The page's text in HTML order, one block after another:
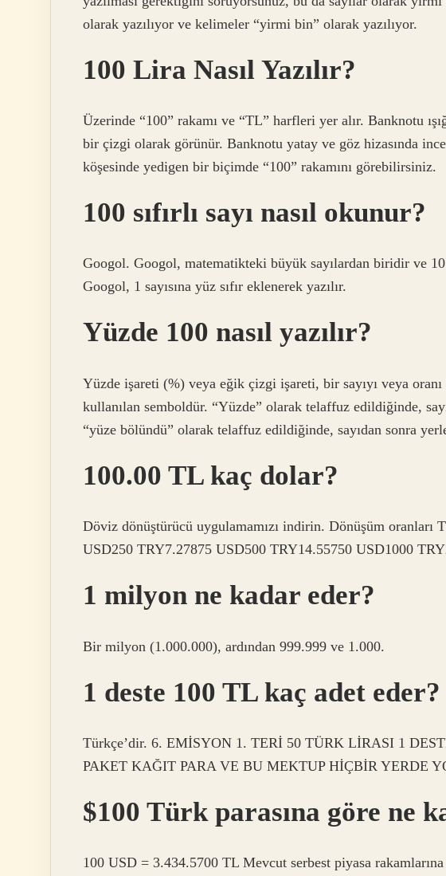
olarak yazılıyor ve kelimeler “yirmi bin” olarak yazılıyor.
100 Lira Nasıl Yazılır?
Üzerinde “100” rakamı ve “TL” harfleri yer alır. Banknotu
bir çizgi olarak görünür. Banknotu yatay ve göz hizasında
köşesinde yedigen bir biçimde “100” rakamını görebilirsiniz.
100 sıfırlı sayı nasıl okunur?
Googol. Googol, matematikteki büyük sayılardan biridir ve
Googol, 1 sayısına yüz sıfır eklenerek yazılır.
Yüzde 100 nasıl yazılır?
Yüzde işareti (%) veya eğik çizgi işareti, bir sayıyı veya
kullanılan semboldür. “Yüzde” olarak telaffuz edildiğinde,
“yüze bölündü” olarak telaffuz edildiğinde, sayıdan sonra
100.00 TL kaç dolar?
Döviz dönüştürücü uygulamamızı indirin. Dönüşüm oranları
USD250 TRY7.27875 USD500 TRY14.55750 USD1000
1 milyon ne kadar eder?
Bir milyon (1.000.000), ardından 999.999 ve 1.000.
1 deste 100 TL kaç adet eder?
Türkçe’dir. 6. EMİSYON 1. TERİ 50 TÜRK LİRASI 1
PAKET KAĞIT PARA VE BU MEKTUP HİÇBİR YERDE
$100 Türk parasına göre ne
100 USD = 3.434.5700 TL Mevcut serbest piyasa